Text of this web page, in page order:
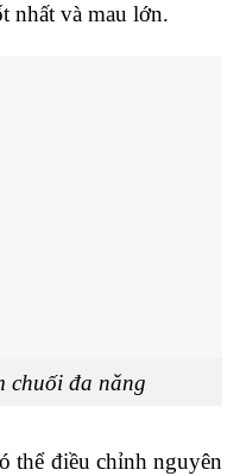
nhất và mau lớn.
chuối đa năng
thể điều chỉnh nguyên